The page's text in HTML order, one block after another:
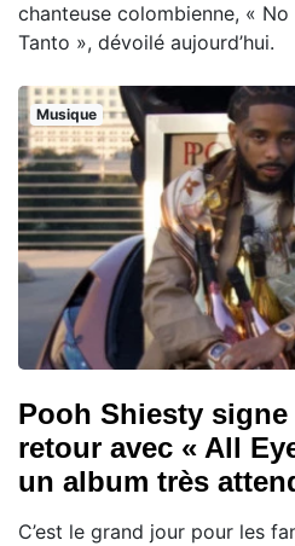
chanteuse colombienne, «
Tanto », dévoilé aujourd’hui.
Musique
Pooh Shiesty
retour avec « All
un album très
C’est le grand jour pour les